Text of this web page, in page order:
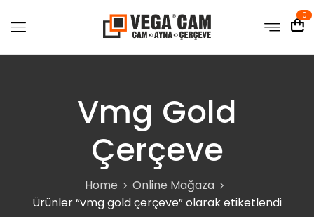
0
Vmg Gold
Çerçeve
Home
Online Mağaza
Ürünler “vmg gold çerçeve” olarak etiketlendi